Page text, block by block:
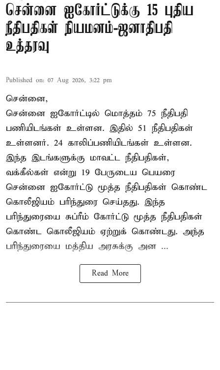
சென்னை ஐகோர்ட்டுக்கு 15 புதிய
நீதிபதிகள் நியமனம்-ஜனாதிபதி
உத்தரவு
Published on: 07 Aug 2026, 3:22 pm
சென்னை,
சென்னை ஐகோர்ட்டில் மொத்தம் 75 நீதிபதி
பணியிடங்கள் உள்ளன. இதில் 51 நீதிபதிகள்
உள்ளனர். 24 காலிப்பணியிடங்கள் உள்ளன.
இந்த இடங்களுக்கு மாவட்ட நீதிபதிகள்,
வக்கீல்கள் என்று 19 பேருடைய பெயரை
சென்னை ஐகோர்ட்டு மூத்த நீதிபதிகள் கொண்ட
கொலீஜியம் பரிந்துரை செய்தது. இந்த
பரிந்துரையை சுப்ரீம் கோர்ட்டு மூத்த நீதிபதிகள்
கொண்ட கொலீஜியம் ஏற்றுக் கொண்டது. அந்த
பரிந்துரையை மத்திய அரசுக்கு அன ...
Read More